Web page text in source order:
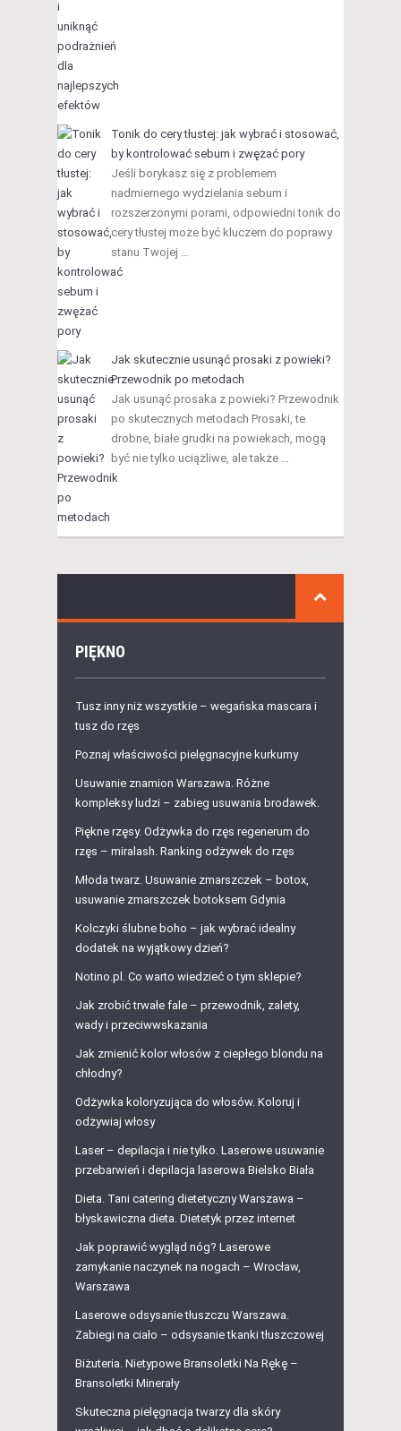
Tonik do cery tłustej: jak wybrać i stosować,
by kontrolować sebum i zwężać pory
Jeśli borykasz się z problemem
nadmiernego wydzielania sebum i
rozszerzonymi porami, odpowiedni tonik do
cery tłustej może być kluczem do poprawy
stanu Twojej …
Jak skutecznie usunąć prosaki z powieki?
Przewodnik po metodach
Jak usunąć prosaka z powieki? Przewodnik
po skutecznych metodach Prosaki, te
drobne, białe grudki na powiekach, mogą
być nie tylko uciążliwe, ale także …
PIĘKNO
Tusz inny niż wszystkie – wegańska mascara i
tusz do rzęs
Poznaj właściwości pielęgnacyjne kurkumy
Usuwanie znamion Warszawa. Różne
kompleksy ludzi – zabieg usuwania brodawek.
Piękne rzęsy. Odżywka do rzęs regenerum do
rzęs – miralash. Ranking odżywek do rzęs
Młoda twarz. Usuwanie zmarszczek – botox,
usuwanie zmarszczek botoksem Gdynia
Kolczyki ślubne boho – jak wybrać idealny
dodatek na wyjątkowy dzień?
Notino.pl. Co warto wiedzieć o tym sklepie?
Jak zrobić trwałe fale – przewodnik, zalety,
wady i przeciwwskazania
Jak zmienić kolor włosów z ciepłego blondu na
chłodny?
Odżywka koloryzująca do włosów. Koloruj i
odżywiaj włosy
Laser – depilacja i nie tylko. Laserowe usuwanie
przebarwień i depilacja laserowa Bielsko Biała
Dieta. Tani catering dietetyczny Warszawa –
błyskawiczna dieta. Dietetyk przez internet
Jak poprawić wygląd nóg? Laserowe
zamykanie naczynek na nogach – Wrocław,
Warszawa
Laserowe odsysanie tłuszczu Warszawa.
Zabiegi na ciało – odsysanie tkanki tłuszczowej
Biżuteria. Nietypowe Bransoletki Na Rękę –
Bransoletki Minerały
Skuteczna pielęgnacja twarzy dla skóry